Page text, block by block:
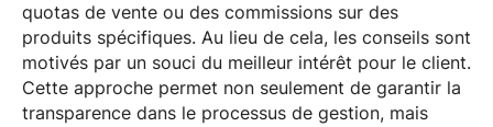
quotas de vente ou des commissions sur des
produits spécifiques. Au lieu de cela, les conseils sont
motivés par un souci du meilleur intérêt pour le client.
Cette approche permet non seulement de garantir la
transparence dans le processus de gestion, mais